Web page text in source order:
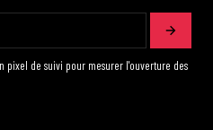
pixel de suivi pour mesurer l'ouverture des